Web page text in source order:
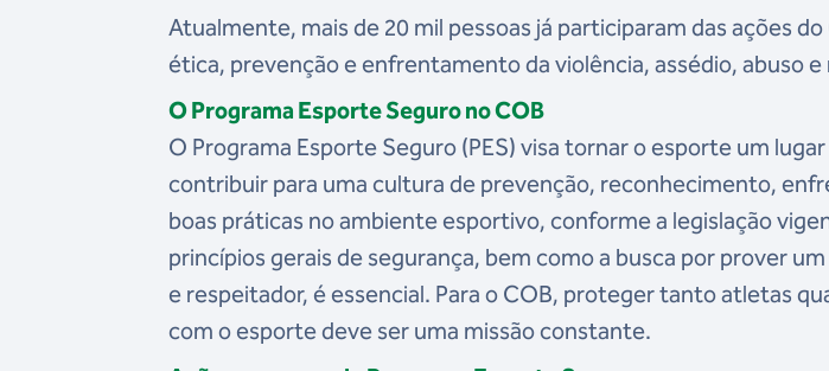
Atualmente, mais de 20 mil pessoas já participaram das ações
ética, prevenção e enfrentamento da violência, assédio, abuso e
O Programa Esporte Seguro no COB
O Programa Esporte Seguro (PES) visa tornar o esporte um
contribuir para uma cultura de prevenção, reconhecimento,
boas práticas no ambiente esportivo, conforme a legislação
princípios gerais de segurança, bem como a busca por prover
e respeitador, é essencial. Para o COB, proteger tanto atletas
com o esporte deve ser uma missão constante.